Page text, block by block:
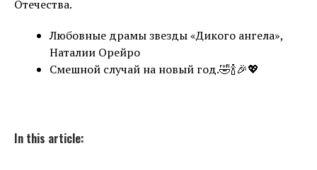
Отечества.
Любовные драмы звезды «Дикого ангела»,
Наталии Орейро
Смешной случай на новый год.🤣🍾🎉💖
In this article: